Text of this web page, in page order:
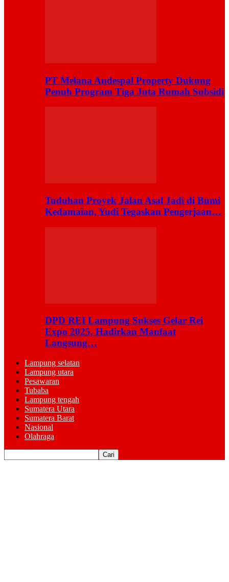
PT Melana Andespal Property Dukung
Penuh Program Tiga Juta Rumah Subsidi
Tuduhan Proyek Jalan Asal Jadi di Bumi
Kedamaian, Yudi Tegaskan Pengerjaan…
DPD REI Lampung Sukses Gelar Rei
Expo 2025, Hadirkan Manfaat
Langsung…
Lampung selatan
Lampung utara
Pesawaran
Tubaba
Lampung tengah
Sumatera Utara
Sumatera Barat
Nasional
Olahraga